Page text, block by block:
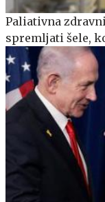
Paliativna
spremljati šele,